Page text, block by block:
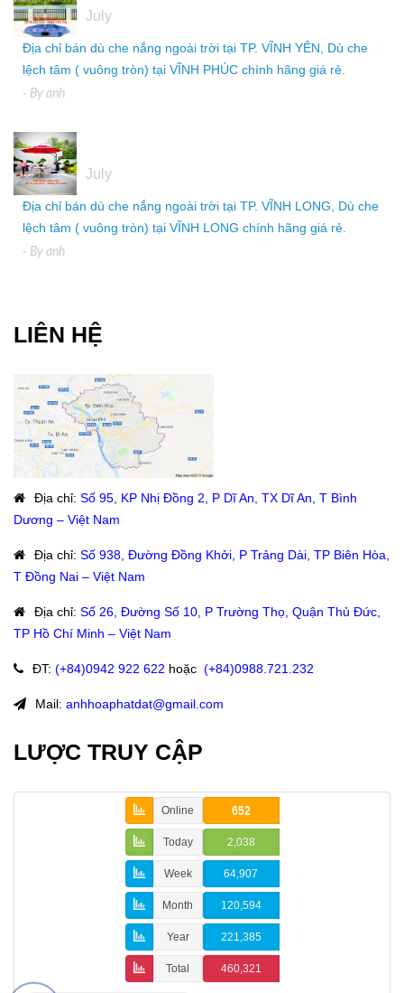
July
Địa chỉ bán dù che nắng ngoài trời tại TP. VĨNH YÊN, Dù che
lệch tâm ( vuông tròn) tại VĨNH PHÚC chính hãng giá rẻ.
- By anh
July
Địa chỉ bán dù che nắng ngoài trời tại TP. VĨNH LONG, Dù che
lệch tâm ( vuông tròn) tại VĨNH LONG chính hãng giá rẻ.
- By anh
LIÊN HỆ
Địa chỉ: Số 95, KP Nhị Đồng 2, P Dĩ An, TX Dĩ An, T Bình
Dương – Việt Nam
Địa chỉ: Số 938, Đường Đồng Khởi, P Trảng Dài, TP Biên Hòa,
T Đồng Nai – Việt Nam
Địa chỉ: Số 26, Đường Số 10, P Trường Thọ, Quận Thủ Đức,
TP Hồ Chí Minh – Việt Nam
ĐT: (+84)0942 922 622 hoặc: (+84)0988.721.232
Mail: anhhoaphatdat@gmail.com
LƯỢC TRUY CẬP
Online 652
Today 2,038
Week 64,907
Month 120,594
Year 221,385
Total 460,321